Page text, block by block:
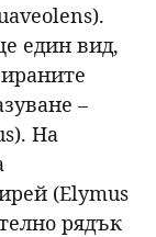
един вид,
–
На
(Elymus
рядък